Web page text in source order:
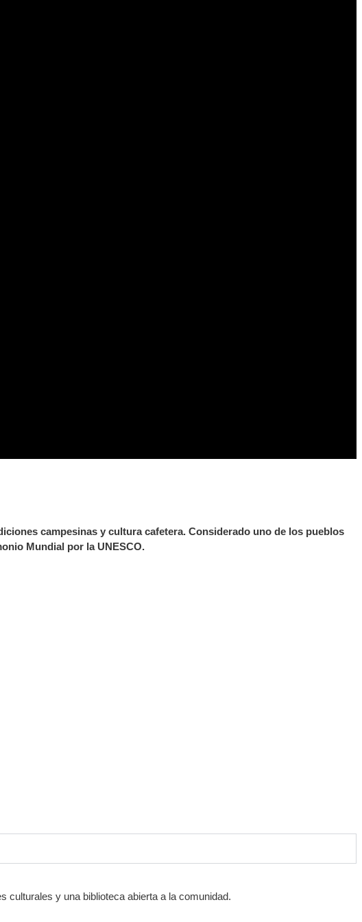
campesinas y cultura cafetera. Considerado uno de los pueblos
Mundial por la UNESCO.
culturales y una biblioteca abierta a la comunidad.